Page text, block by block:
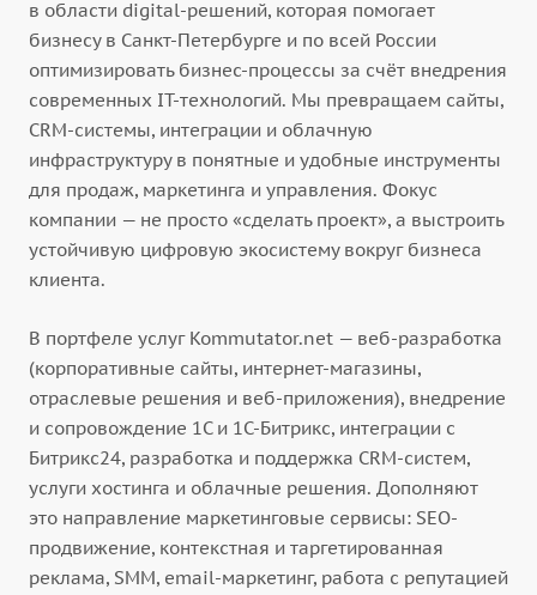
в области digital-решений, которая помогает
бизнесу в Санкт-Петербурге и по всей России
оптимизировать бизнес-процессы за счёт внедрения
современных IT-технологий. Мы превращаем сайты,
CRM-системы, интеграции и облачную
инфраструктуру в понятные и удобные инструменты
для продаж, маркетинга и управления. Фокус
компании — не просто «сделать проект», а выстроить
устойчивую цифровую экосистему вокруг бизнеса
клиента.
В портфеле услуг Kommutator.net — веб-разработка
(корпоративные сайты, интернет-магазины,
отраслевые решения и веб-приложения), внедрение
и сопровождение 1С и 1С-Битрикс, интеграции с
Битрикс24, разработка и поддержка CRM-систем,
услуги хостинга и облачные решения. Дополняют
это направление маркетинговые сервисы: SEO-
продвижение, контекстная и таргетированная
реклама, SMM, email-маркетинг, работа с репутацией